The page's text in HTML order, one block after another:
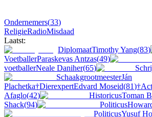
Ondernemers(33)
ReligieRadioMisdaad
Laatst:
DiplomaatTimothy Yang(83)
VoetballerParaskevas Antzas(49)
voetballerNeale Daniher(65)
SchaakgrootmeesterJán
Plachetka†DierexpertEdvard Moseid(81)†
Afaglo(42) HistoricusToman
Shack(94) Politicus
PoliticusYusuf